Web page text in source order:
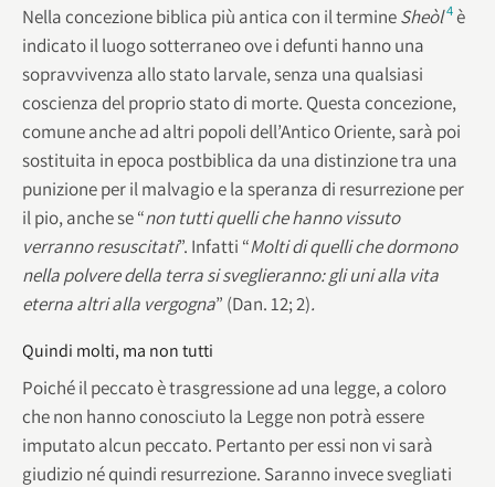
Nella concezione biblica più antica con il termineSheòl4è
indicato il luogo sotterraneo ove i defunti hanno una
sopravvivenza allo stato larvale, senza una qualsiasi
coscienza del proprio stato di morte. Questa concezione,
comune anche ad altri popoli dell’Antico Oriente, sarà poi
sostituita in epoca postbiblica da una distinzione tra una
punizione per il malvagio e la speranza di resurrezione per
il pio, anche se “non tutti quelliche hanno vissuto
verranno resuscitati”. Infatti “Molti di quelli che dormono
nella polvere della terra si sveglieranno: gli uni alla vita
eterna altri alla vergogna” (Dan. 12; 2).
Quindi molti, ma non tutti
Poiché il peccato è trasgressione ad una legge, a coloro
che non hanno conosciuto la Legge non potrà essere
imputato alcun peccato. Pertanto per essi non vi sarà
giudizio né quindi resurrezione. Saranno invece svegliati